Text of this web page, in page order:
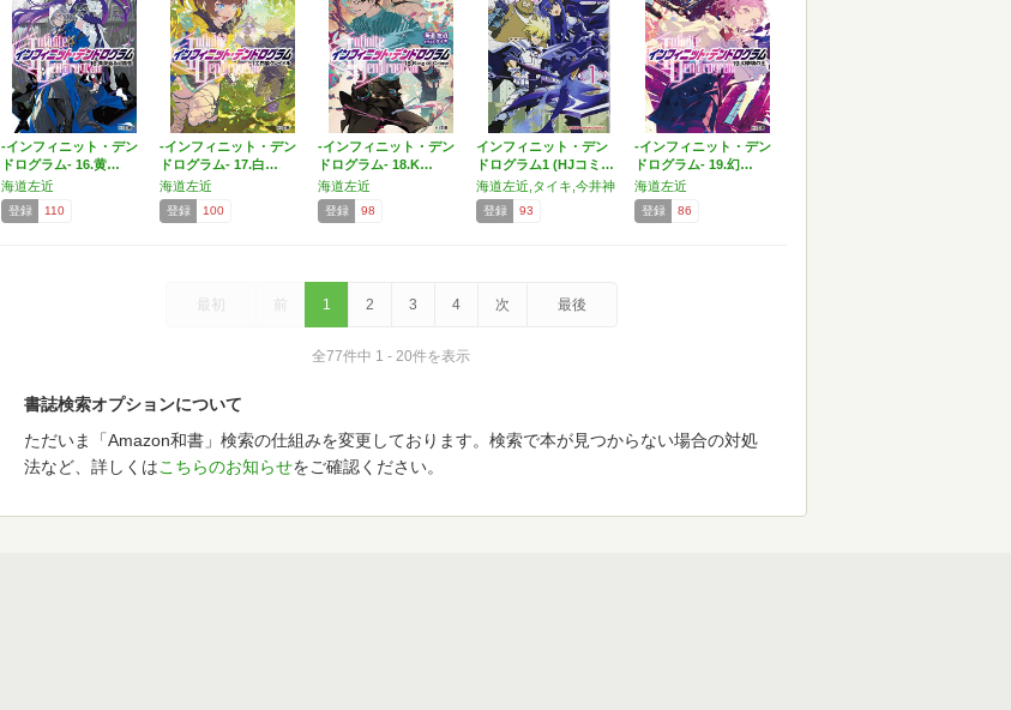
-インフィニット・デン
ドログラム- 16.黄…
海道左近
登録 110
-インフィニット・デン
ドログラム- 17.白…
海道左近
登録 100
-インフィニット・デン
ドログラム- 18.K…
海道左近
登録 98
インフィニット・デン
ドログラム1 (HJコミ…
海道左近,タイキ,今井神
登録 93
-インフィニット・デン
ドログラム- 19.幻…
海道左近
登録 86
最初 前 1 2 3 4 次 最後
全77件中 1 - 20件を表示
書誌検索オプションについて
ただいま「Amazon和書」検索の仕組みを変更しております。検索で本が見つからない場合の対処
法など、詳しくはこちらのお知らせをご確認ください。